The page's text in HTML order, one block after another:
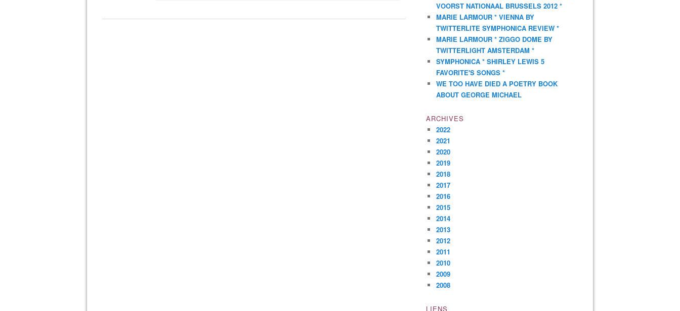
VOORST NATIONAAL BRUSSELS 2012 *
MARIE LARMOUR * VIENNA BY
TWITTERLITE SYMPHONICA REVIEW *
MARIE LARMOUR * ZIGGO DOME BY
TWITTERLIGHT AMSTERDAM *
SYMPHONICA * SHIRLEY LEWIS 5
FAVORITE'S SONGS *
WE TOO HAVE DIED A POETRY BOOK
ABOUT GEORGE MICHAEL
ARCHIVES
2022
2021
2020
2019
2018
2017
2016
2015
2014
2013
2012
2011
2010
2009
2008
LIENS